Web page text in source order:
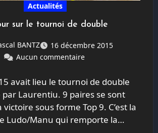
Actualités
sur le tournoi de double
BANTZ
16 décembre 2015
Aucun commentaire
avait lieu le tournoi de double
par Laurentiu. 9 paires se sont
sous forme Top 9. C’est la
Ludo/Manu qui remporte la…